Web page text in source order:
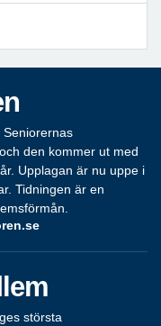
Seniorernas
den kommer ut med
Upplagan är nu uppe i
Tidningen är en
största